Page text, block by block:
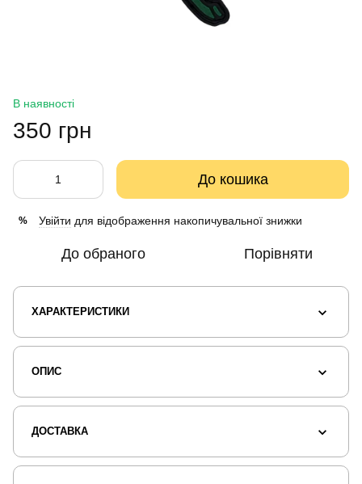
В наявності
350 грн
До кошика
% Увійти для відображення накопичувальної знижки
До обраного Порівняти
ХАРАКТЕРИСТИКИ
ОПИС
ДОСТАВКА